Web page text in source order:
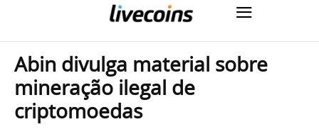
Abin divulga material sobre
mineração ilegal de
criptomoedas